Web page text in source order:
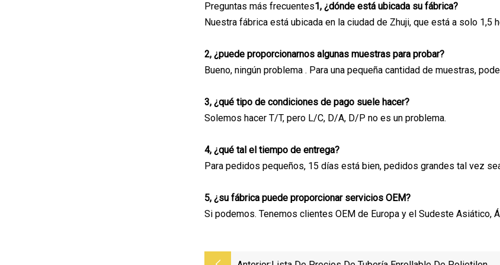
Preguntas más frecuentes1, ¿dónde está ubicada su fábrica?
Nuestra fábrica está ubicada en la ciudad de Zhuji, que está a solo 1,5
2, ¿puede proporcionarnos algunas muestras para probar?
Bueno, ningún problema . Para una pequeña cantidad de muestras,
3, ¿qué tipo de condiciones de pago suele hacer?
Solemos hacer T/T, pero L/C, D/A, D/P no es un problema.
4, ¿qué tal el tiempo de entrega?
Para pedidos pequeños, 15 días está bien, pedidos grandes tal vez
5, ¿su fábrica puede proporcionar servicios OEM?
Si podemos. Tenemos clientes OEM de Europa y el Sudeste Asiático,